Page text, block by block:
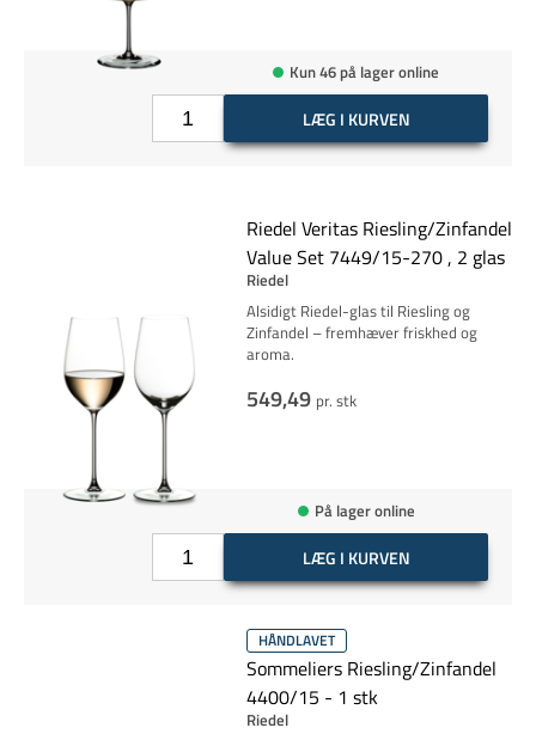
Kun 46 på lager online
LÆG I KURVEN
Riedel Veritas Riesling/Zinfandel
Value Set 7449/15-270 , 2 glas
Riedel
Alsidigt Riedel-glas til Riesling og
Zinfandel – fremhæver friskhed og
aroma.
549,49 pr. stk
På lager online
LÆG I KURVEN
HÅNDLAVET
Sommeliers Riesling/Zinfandel
4400/15 - 1 stk
Riedel